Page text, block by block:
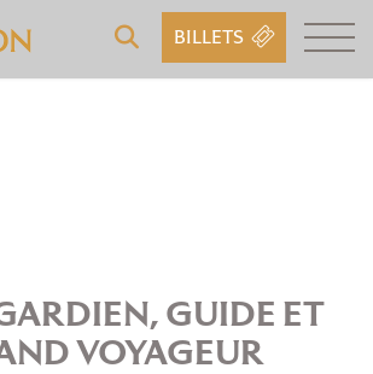
BILLETS
GUIDE ET
VOYAGEUR